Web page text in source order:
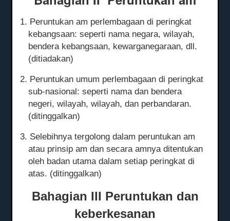
1. Peruntukan am perlembagaan di peringkat
kebangsaan: seperti nama negara, wilayah,
bendera kebangsaan, kewarganegaraan, dll.
(ditiadakan)
2. Peruntukan umum perlembagaan di peringkat
sub-nasional: seperti nama dan bendera
negeri, wilayah, wilayah, dan perbandaran.
(ditinggalkan)
3. Selebihnya tergolong dalam peruntukan am
atau prinsip am dan secara amnya ditentukan
oleh badan utama dalam setiap peringkat di
atas. (ditinggalkan)
Bahagian III Peruntukan dan
keberkesanan